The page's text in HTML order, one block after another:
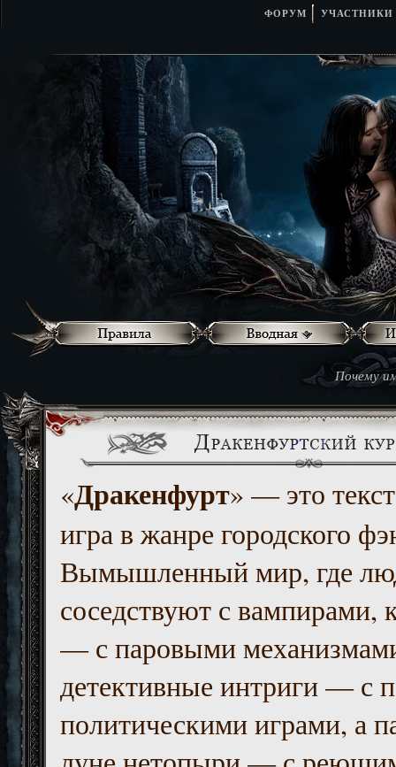
ФОРУМ УЧАСТНИКИ
Почему
«Дракенфурт» — это
игра в жанре городского
Вымышленный мир, где
соседствуют с вампирами,
— с паровыми
детективные интриги — с
политическими играми, а